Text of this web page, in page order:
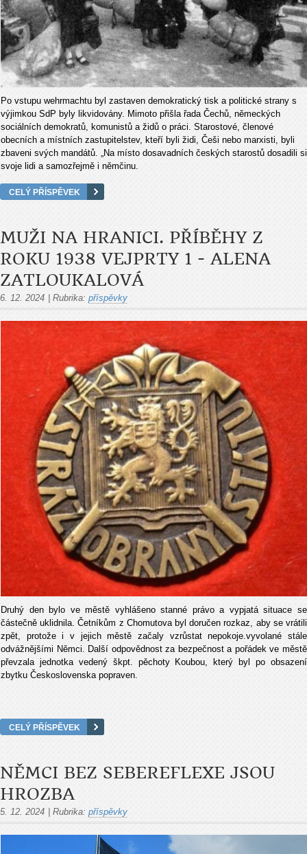
Po vstupu wehrmachtu byl zastaven demokratický tisk a politické strany s
výjimkou SdP byly likvidovány. Mimoto přišla řada Čechů, německých
sociálních demokratů, komunistů a židů o práci. Starostové, členové
obecních a místních zastupitelstev, kteří byli židi, Češi nebo marxisti, byli
zbaveni svých mandátů. „Na místo dosavadních českých starostů dosadili si
svoje lidi a samozřejmě i němčinu.
CELÝ PŘÍSPĚVEK
MUŽI NA HRANICI. PŘÍBĚHY Z
ROKU 1938 VEJPRTY 1 - ALENA
ZATLOUKALOVÁ
6. 12. 2024 Rubrika: příspěvky
Druhý den bylo ve městě vyhlášeno stanné právo a vypjatá situace se
částečně uklidnila. Četníkům z Chomutova byl doručen rozkaz, aby se vrátili
zpět, protože i v jejich městě začaly vzrůstat nepokoje.vyvolané stále
odvážnějšími Němci. Další odpovědnost za bezpečnost a pořádek ve městě
převzala jednotka vedený škpt. pěchoty Koubou, který byl po obsazení
zbytku Československa popraven.
CELÝ PŘÍSPĚVEK
NĚMCI BEZ SEBEREFLEXE JSOU
HROZBA
5. 12. 2024 Rubrika: příspěvky